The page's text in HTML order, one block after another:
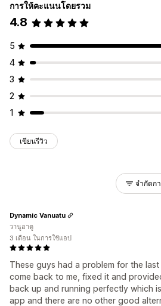
การให้คะแนนโดยรวม
4.8
5
4
3
2
1
เขียนรีวิว
จำกัดก
These guys had a problem for the
come back to me, fixed it and
back up and running perfectly which
app and there are no other good
Dynamic Vanuatu
วานูอาตู
3 เดือน ในการใช้แอป